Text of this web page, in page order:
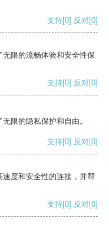
支持[0] 反对[0]
限的流畅体验和安全性保
支持[0] 反对[0]
限的隐私保护和自由。
支持[0] 反对[0]
度和安全性的连接，并帮
支持[0] 反对[0]